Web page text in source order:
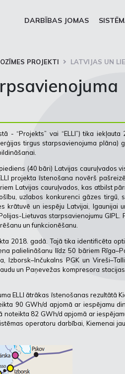
DARBĪBAS JOMAS
PROJEKTI LATVIJAS UN
- “Projekts” vai “ELLI”) tika
tirgus starpsavienojuma plāna)
(40 bāri) Latvijas cauruļvados
projekta īstenošana novērš
Latvijas cauruļvados, kas atbilst
uzlabos konkurenci gāzes tirgū,
krātuvē un iespēju Latvijai, Igaunijai
Lietuvas starpsavienojumu GIPL.
un funkcionēšanu.
2018. gadā. Tajā tika identificēta
palielināšanu līdz 50 bāriem
Izborsk–Inčukalns PGK un
un Paņevežas kompresora
ELLI ātrākas īstenošanas rezultātā
90 GWh/d apjomā ar iespējamu
82 GWh/d apjomā ar
operatoru darbībai, Kiemenai